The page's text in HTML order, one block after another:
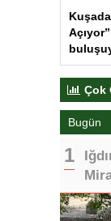
Çok
Bugün